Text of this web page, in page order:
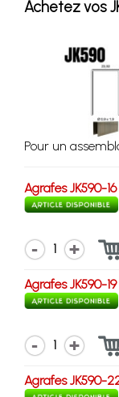
Achetez vos
Pour un
Agrafes JK590-
1
Agrafes JK590-
1
Agrafes JK590-